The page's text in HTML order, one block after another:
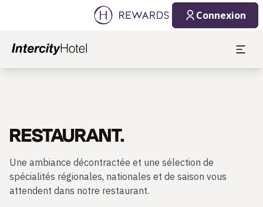
Connexion
RESTAURANT.
Une ambiance décontractée et une sélection de
spécialités régionales, nationales et de saison vous
attendent dans notre restaurant.